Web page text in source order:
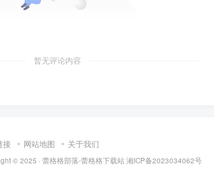
暂无评论内容
接 网站地图 关于我们
© 2025 · 蕾格格部落-蕾格格下载站湘ICP备2023034062号